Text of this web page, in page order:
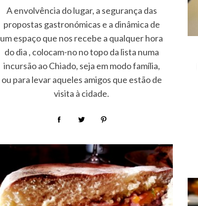
A envolvência do lugar, a segurança das
propostas gastronómicas e a dinâmica de
um espaço que nos recebe a qualquer hora
do dia , colocam-no no topo da lista numa
incursão ao Chiado, seja em modo família,
ou para levar aqueles amigos que estão de
visita à cidade.